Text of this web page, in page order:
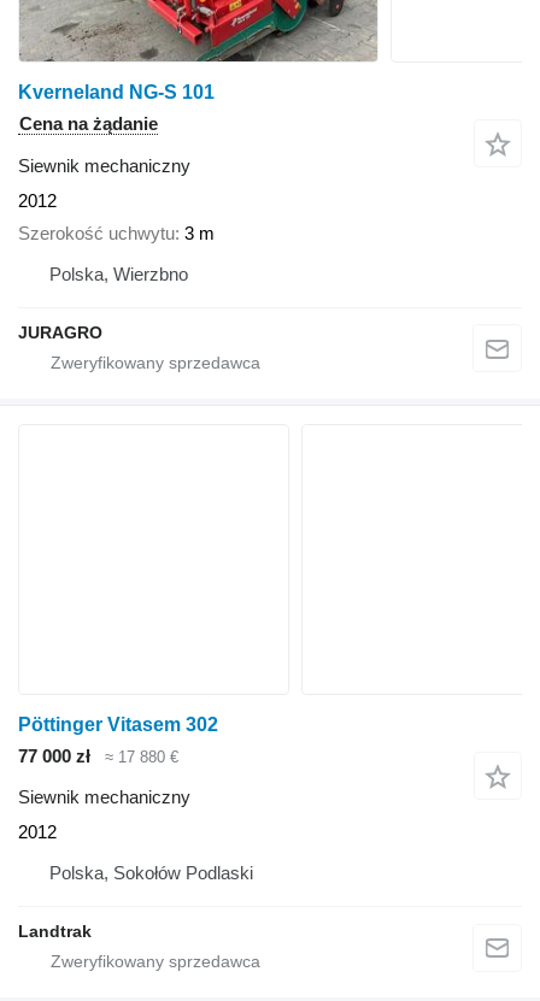
Kverneland NG-S 101
Cena na żądanie
Siewnik mechaniczny
2012
Szerokość uchwytu 3 m
Polska, Wierzbno
JURAGRO
Pöttinger Vitasem 302
77 000 zł
≈ 17 880 €
Siewnik mechaniczny
2012
Polska, Sokołów Podlaski
Landtrak